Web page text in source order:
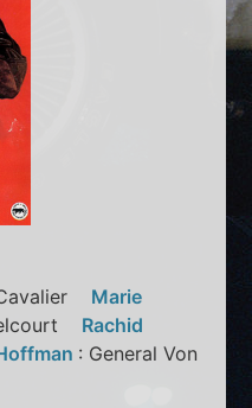
Marie
Rachid
: General Von